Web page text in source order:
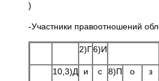
)
-Участники правоотношений
2)Г6)И
10,3)Д и с 8)П о з